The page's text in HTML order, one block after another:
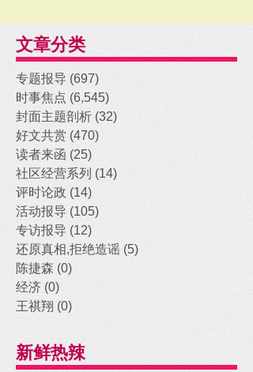
文章分类
专题报导 (697)
时事焦点 (6,545)
封面主题剖析 (32)
好文共赏 (470)
读者来函 (25)
社区经营系列 (14)
评时论政 (14)
活动报导 (105)
专访报导 (12)
还原真相,拒绝造谣 (5)
陈捷森 (0)
经济 (0)
王祺翔 (0)
新鲜热辣